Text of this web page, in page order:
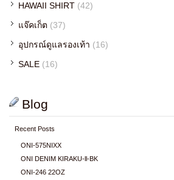
HAWAII SHIRT (42)
แจ๊คเก็ต (37)
อุปกรณ์ดูแลรองเท้า (16)
SALE (16)
Blog
Recent Posts
ONI-575NIXX
ONI DENIM KIRAKU-ll-BK
ONI-246 22OZ